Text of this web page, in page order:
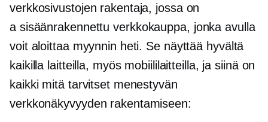
verkkosivustojen rakentaja, jossa on
a sisäänrakennettu verkkokauppa, jonka avulla
voit aloittaa myynnin heti. Se näyttää hyvältä
kaikilla laitteilla, myös mobiililaitteilla, ja siinä on
kaikki mitä tarvitset menestyvän
verkkonäkyvyyden rakentamiseen: